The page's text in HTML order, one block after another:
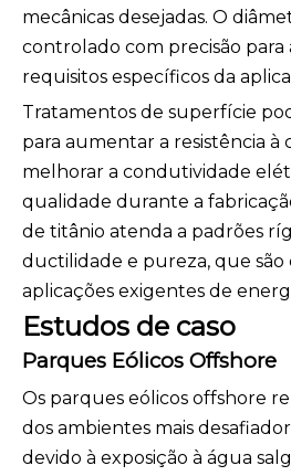
mecânicas desejadas. O
controlado com precisão para
requisitos específicos da
Tratamentos de superfície
para aumentar a resistência à
melhorar a condutividade
qualidade durante a
de titânio atenda a padrões
ductilidade e pureza, que são
aplicações exigentes de
Estudos de caso
Parques Eólicos Offshore
Os parques eólicos offshore
dos ambientes mais
devido à exposição à água